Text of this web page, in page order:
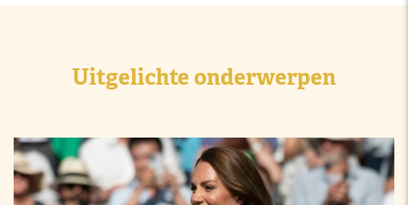
Uitgelichte onderwerpen